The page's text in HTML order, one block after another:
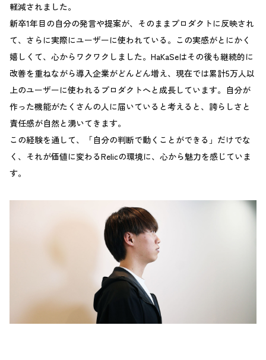
軽減されました。
新卒1年目の自分の発言や提案が、そのままプロダクトに反映され
て、さらに実際にユーザーに使われている。この実感がとにかく
嬉しくて、心からワクワクしました。HaKaSeはその後も継続的に
改善を重ねながら導入企業がどんどん増え、現在では累計5万人以
上のユーザーに使われるプロダクトへと成長しています。自分が
作った機能がたくさんの人に届いていると考えると、誇らしさと
責任感が自然と湧いてきます。
この経験を通して、「自分の判断で動くことができる」だけでな
く、それが価値に変わるRelicの環境に、心から魅力を感じていま
す。